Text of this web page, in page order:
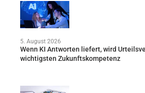
5. August 2026
Wenn KI Antworten liefert, wird
wichtigsten Zukunftskompetenz